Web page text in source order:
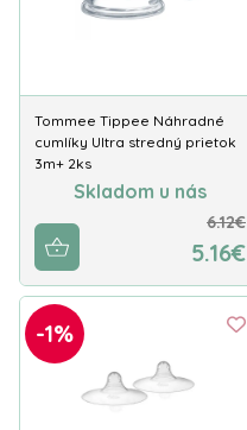
Tommee Tippee Náhradné
cumlíky Ultra stredný prietok
3m+ 2ks
Skladom u nás
6.12€
5.16€
-1%